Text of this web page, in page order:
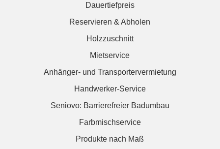
Dauertiefpreis
Reservieren & Abholen
Holzzuschnitt
Mietservice
Anhänger- und Transportervermietung
Handwerker-Service
Seniovo: Barrierefreier Badumbau
Farbmischservice
Produkte nach Maß